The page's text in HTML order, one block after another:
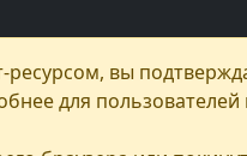
вы
для